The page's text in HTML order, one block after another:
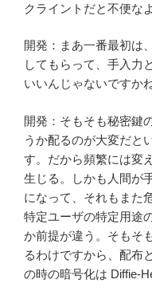
クライントだと不便な
開発：まあ一番最初は
してもらって、手入力
いいんじゃないですかね
開発：そもそも秘密鍵
うか配るのが大変だと
す。だから頻繁には変
生じる。しかも人間が
になって、それもまた
特定ユーザの特定用途
か前提が違う。そもそ
るわけですから、配布
の時の暗号化は Diffie-